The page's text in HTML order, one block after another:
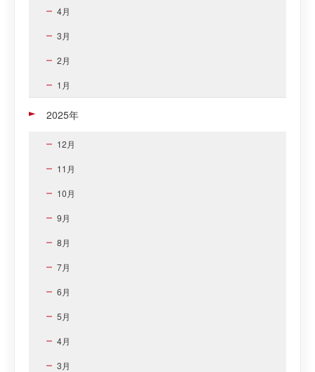
4月
3月
2月
1月
2025年
12月
11月
10月
9月
8月
7月
6月
5月
4月
3月